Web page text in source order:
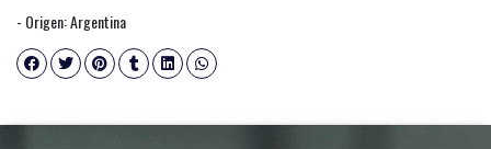
- Origen: Argentina